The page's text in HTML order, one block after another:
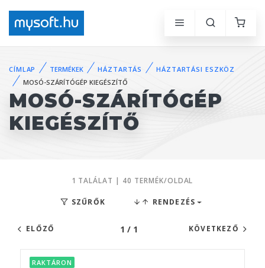
CÍMLAP TERMÉKEK HÁZTARTÁS
HÁZTARTÁSI ESZKÖZ
MOSÓ-SZÁRÍTÓGÉP KIEGÉSZÍTŐ
MOSÓ-SZÁRÍTÓGÉP
KIEGÉSZÍTŐ
1 TALÁLAT | 40 TERMÉK/OLDAL
SZŰRŐK RENDEZÉS
ELŐZŐ 1 / 1 KÖVETKEZŐ
RAKTÁRON